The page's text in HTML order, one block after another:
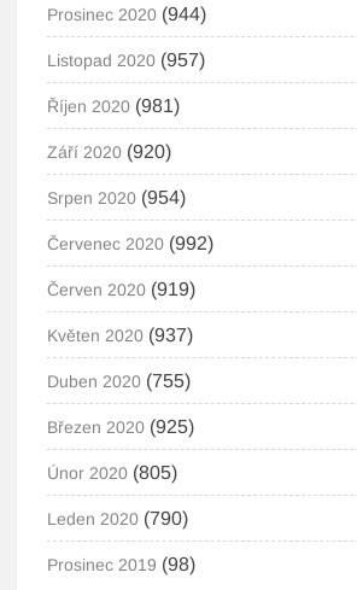
Prosinec 2020 (944)
Listopad 2020 (957)
Říjen 2020 (981)
Září 2020 (920)
Srpen 2020 (954)
Červenec 2020 (992)
Červen 2020 (919)
Květen 2020 (937)
Duben 2020 (755)
Březen 2020 (925)
Únor 2020 (805)
Leden 2020 (790)
Prosinec 2019 (98)